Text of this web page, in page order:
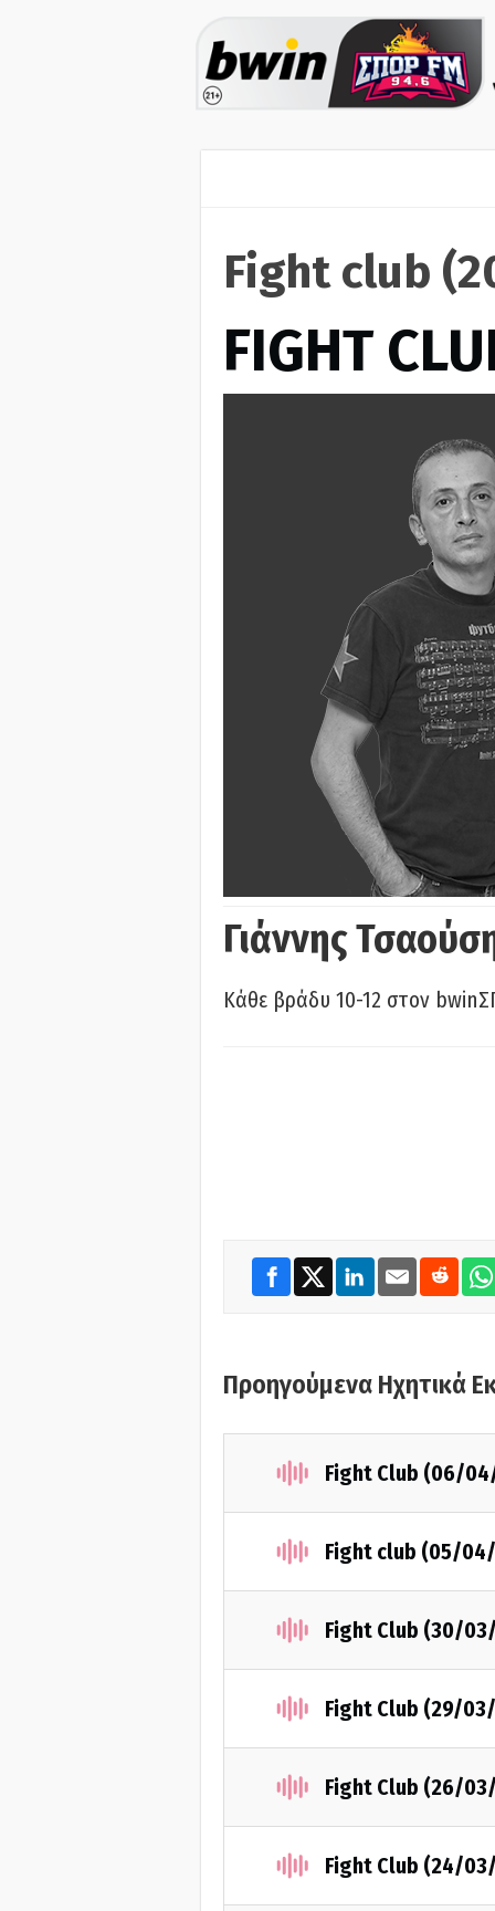
Fight club
FIGHT
Γιάννης
Κάθε βράδυ 10-12 στον
Προηγούμενα Ηχητικά
Fight Club (06/
Fight club (05/
Fight Club (30/
Fight Club (29/
Fight Club (26/
Fight Club (24/